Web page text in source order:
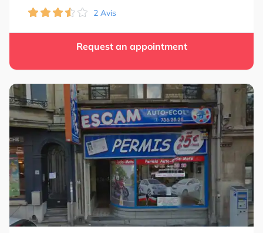
2 Avis
Request an appointment